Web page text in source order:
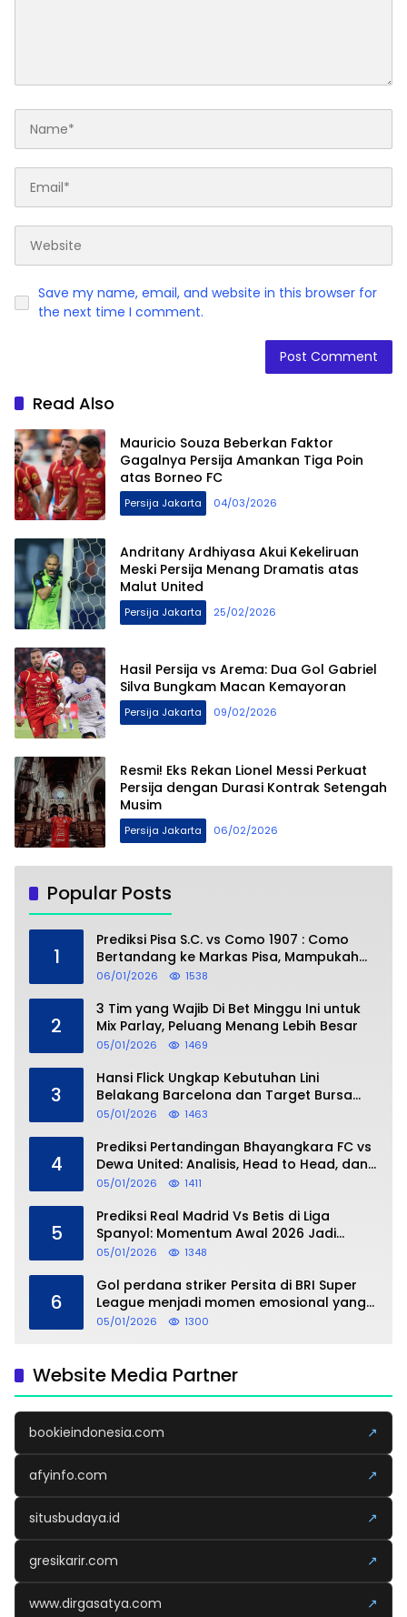
Save my name, email, and website in this browser for
the next time I comment.
Read Also
Mauricio Souza Beberkan Faktor
Gagalnya Persija Amankan Tiga Poin
atas Borneo FC
Persija Jakarta 04/03/2026
Andritany Ardhiyasa Akui Kekeliruan
Meski Persija Menang Dramatis atas
Malut United
Persija Jakarta 25/02/2026
Hasil Persija vs Arema: Dua Gol Gabriel
Silva Bungkam Macan Kemayoran
Persija Jakarta 09/02/2026
Resmi! Eks Rekan Lionel Messi Perkuat
Persija dengan Durasi Kontrak Setengah
Musim
Persija Jakarta 06/02/2026
Popular Posts
1
Prediksi Pisa S.C. vs Como 1907 : Como
Bertandang ke Markas Pisa, Mampukah
Asuhan Cesc Fàbregas Mencuri Poin?
06/01/2026 1538
2
3 Tim yang Wajib Di Bet Minggu Ini untuk
Mix Parlay, Peluang Menang Lebih Besar
05/01/2026 1469
3
Hansi Flick Ungkap Kebutuhan Lini
Belakang Barcelona dan Target Bursa
Transfer Januari
05/01/2026 1463
4
Prediksi Pertandingan Bhayangkara FC vs
Dewa United: Analisis, Head to Head, dan
Perkiraan Skor
05/01/2026 1411
5
Prediksi Real Madrid Vs Betis di Liga
Spanyol: Momentum Awal 2026 Jadi
Taruhan
05/01/2026 1348
6
Gol perdana striker Persita di BRI Super
League menjadi momen emosional yang
dipersembahkan untuk sang buah hati
05/01/2026 1300
Website Media Partner
bookieindonesia.com ↗
afyinfo.com ↗
situsbudaya.id ↗
gresikarir.com ↗
www.dirgasatya.com ↗